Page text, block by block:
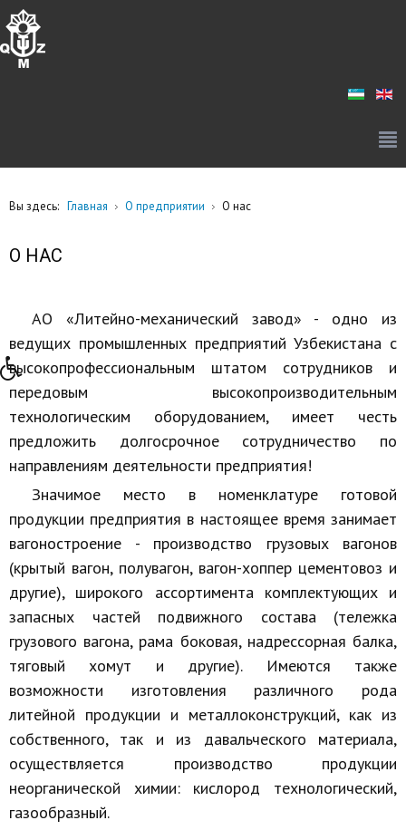
Вы здесь: Главная О предприятии О нас
О НАС
АО «Литейно-механический завод» - одно из
ведущих промышленных предприятий Узбекистана с
высокопрофессиональным штатом сотрудников и
передовым высокопроизводительным
технологическим оборудованием, имеет честь
предложить долгосрочное сотрудничество по
направлениям деятельности предприятия!
Значимое место в номенклатуре готовой
продукции предприятия в настоящее время занимает
вагоностроение - производство грузовых вагонов
(крытый вагон, полувагон, вагон-хоппер цементовоз и
другие), широкого ассортимента комплектующих и
запасных частей подвижного состава (тележка
грузового вагона, рама боковая, надрессорная балка,
тяговый хомут и другие). Имеются также
возможности изготовления различного рода
литейной продукции и металлоконструкций, как из
собственного, так и из давальческого материала,
осуществляется производство продукции
неорганической химии: кислород технологический,
газообразный.